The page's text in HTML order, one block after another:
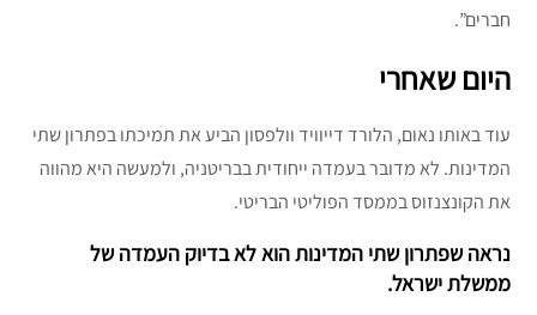
חברים”.
היום שאחרי
עוד באותו נאום, הלורד דייוויד וולפסון הביע את תמיכתו בפתרון שתי
המדינות. לא מדובר בעמדה ייחודית בבריטניה, ולמעשה היא מהווה
את הקונצנזוס בממסד הפוליטי הבריטי.
נראה שפתרון שתי המדינות הוא לא בדיוק העמדה של
ממשלת ישראל.